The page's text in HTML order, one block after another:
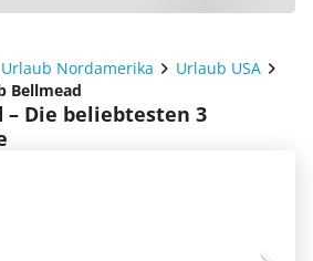
Urlaub Nordamerika
Urlaub USA
Bellmead
– Die beliebtesten 3